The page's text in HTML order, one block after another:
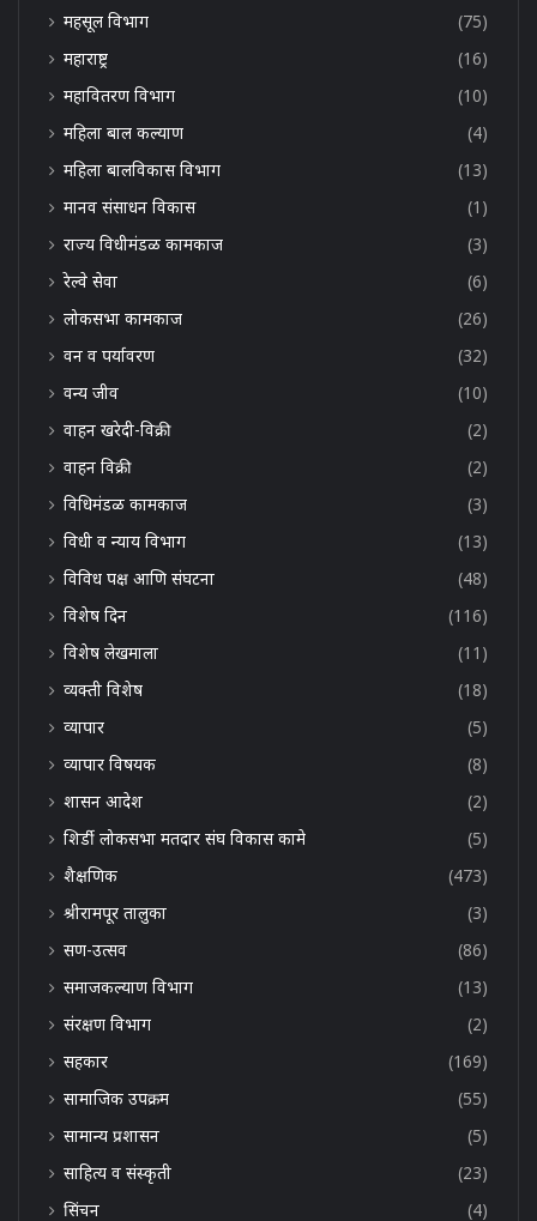
महसूल विभाग
(75)
महाराष्ट्र
(16)
महावितरण विभाग
(10)
महिला बाल कल्याण
(4)
महिला बालविकास विभाग
(13)
मानव संसाधन विकास
(1)
राज्य विधीमंडळ कामकाज
(3)
रेल्वे सेवा
(6)
लोकसभा कामकाज
(26)
वन व पर्यावरण
(32)
वन्य जीव
(10)
वाहन खरेदी-विक्री
(2)
वाहन विक्री
(2)
विधिमंडळ कामकाज
(3)
विधी व न्याय विभाग
(13)
विविध पक्ष आणि संघटना
(48)
विशेष दिन
(116)
विशेष लेखमाला
(11)
व्यक्ती विशेष
(18)
व्यापार
(5)
व्यापार विषयक
(8)
शासन आदेश
(2)
शिर्डी लोकसभा मतदार संघ विकास कामे
(5)
शैक्षणिक
(473)
श्रीरामपूर तालुका
(3)
सण-उत्सव
(86)
समाजकल्याण विभाग
(13)
संरक्षण विभाग
(2)
सहकार
(169)
सामाजिक उपक्रम
(55)
सामान्य प्रशासन
(5)
साहित्य व संस्कृती
(23)
सिंचन
(4)